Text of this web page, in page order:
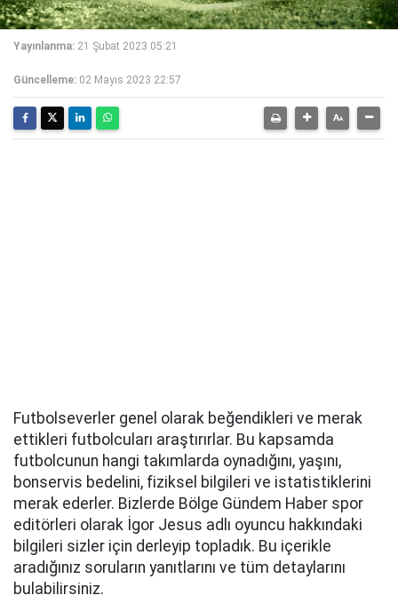
Yayınlanma: 21 Şubat 2023 05:21
Güncelleme: 02 Mayıs 2023 22:57
Futbolseverler genel olarak beğendikleri ve merak
ettikleri futbolcuları araştırırlar. Bu kapsamda
futbolcunun hangi takımlarda oynadığını, yaşını,
bonservis bedelini, fiziksel bilgileri ve istatistiklerini
merak ederler. Bizlerde Bölge Gündem Haber spor
editörleri olarak İgor Jesus adlı oyuncu hakkındaki
bilgileri sizler için derleyip topladık. Bu içerikle
aradığınız soruların yanıtlarını ve tüm detaylarını
bulabilirsiniz.